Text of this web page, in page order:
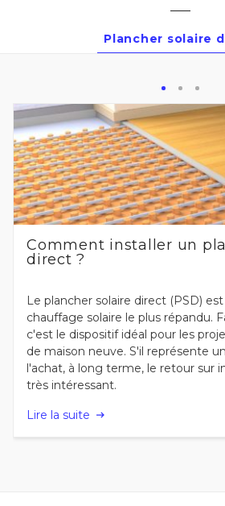
Plancher solaire
Comment installer un
direct ?
Le plancher solaire direct (PSD)
chauffage solaire le plus répandu.
c'est le dispositif idéal pour les
de maison neuve. S'il représente
l'achat, à long terme, le retour sur
très intéressant.
Lire la suite